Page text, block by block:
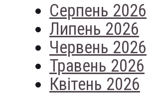
Серпень 2026
Липень 2026
Червень 2026
Травень 2026
Квітень 2026